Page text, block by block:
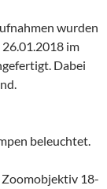
wurden
26.01.2018 im
Dabei
beleuchtet.
Zoomobjektiv 18-